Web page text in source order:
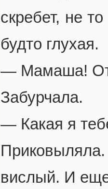
скребет, не
будто глухая.
— Мамаша!
Забурчала.
— Какая я
вислый. И еще